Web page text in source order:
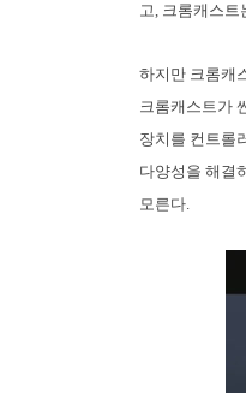
고, 크롬캐스트
하지만 크롬캐
크롬캐스트가
장치를 컨트롤
다양성을 해결
모른다.